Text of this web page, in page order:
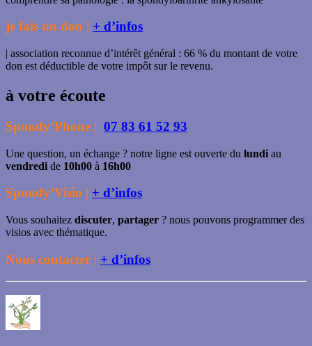
je fais un don | + d’infos
| association reconnue d’intérêt général : 66 % du montant de votre
don est déductible de votre impôt sur le revenu.
à votre écoute
Spondy’Phone | 07 83 61 52 93
Une question, un échange ? notre ligne est ouverte du lundi au
vendredi de 10h00 à 16h00
Spondy’Visio | + d’infos
Vous souhaitez discuter, partager ? nous pouvons programmer des
visios avec thématique.
Nous contacter | + d’infos